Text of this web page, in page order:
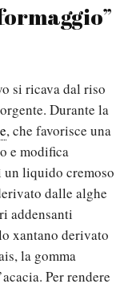
si ricava dal riso
Durante la
, che favorisce una
e modifica
un liquido cremoso
dalle alghe
addensanti
xantano derivato
la gomma
Per rendere